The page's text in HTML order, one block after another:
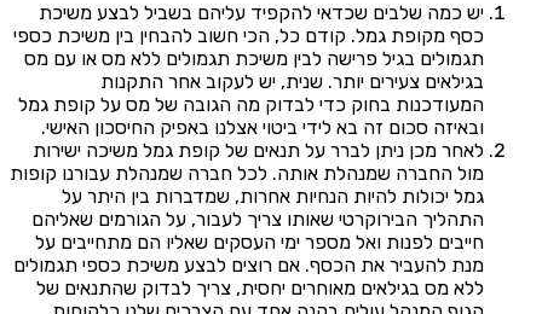
יש כמה שלבים שכדאי להקפיד עליהם בשביל לבצע משיכת
כסף מקופת גמל. קודם כל, הכי חשוב להבחין בין משיכת כספי
תגמולים בגיל פרישה לבין משיכת תגמולים ללא מס או עם מס
בגילאים צעירים יותר. שנית, יש לעקוב אחר התקנות
המעודכנות בחוק כדי לבדוק מה הגובה של מס על קופת גמל
ובאיזה סכום זה בא לידי ביטוי אצלנו באפיק החיסכון האישי.
לאחר מכן ניתן לברר על תנאים של קופת גמל משיכה ישירות
מול החברה שמנהלת אותה. לכל חברה שמנהלת עבורנו קופות
גמל יכולות להיות הנחיות אחרות, שמדברות בין היתר על
התהליך הבירוקרטי שאותו צריך לעבור, על הגורמים שאליהם
חייבים לפנות ואל מספר ימי העסקים שאליו הם מתחייבים על
מנת להעביר את הכסף. אם רוצים לבצע משיכת כספי תגמולים
ללא מס בגילאים מאוחרים יחסית, צריך לבדוק שהתנאים של